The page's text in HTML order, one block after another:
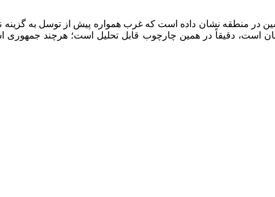
در منطقه نشان داده است که غرب همواره پیش از توسل به
است، دقیقاً در همین چارچوب قابل تحلیل است؛ هرچند جمهوری